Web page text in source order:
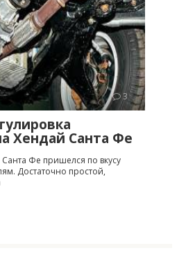
3
Хендай Санта Фе
Фе пришелся по вкусу
Достаточно простой,